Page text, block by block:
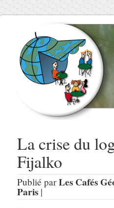
La crise du
Fijalko
Publié parLes Cafés
Paris |